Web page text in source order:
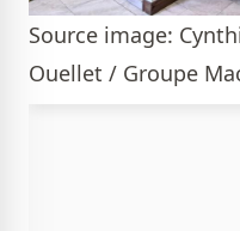
Source image:
Ouellet / Groupe